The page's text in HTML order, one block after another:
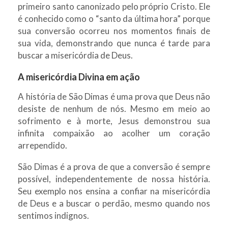
primeiro santo canonizado pelo próprio Cristo. Ele
é conhecido como o “santo da última hora” porque
sua conversão ocorreu nos momentos finais de
sua vida, demonstrando que nunca é tarde para
buscar a misericórdia de Deus.
A misericórdia Divina em ação
A história de São Dimas é uma prova que Deus não
desiste de nenhum de nós. Mesmo em meio ao
sofrimento e à morte, Jesus demonstrou sua
infinita compaixão ao acolher um coração
arrependido.
São Dimas é a prova de que a conversão é sempre
possível, independentemente de nossa história.
Seu exemplo nos ensina a confiar na misericórdia
de Deus e a buscar o perdão, mesmo quando nos
sentimos indignos.